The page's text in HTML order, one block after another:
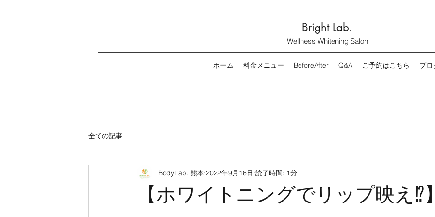
Bright Lab.
Wellness Whitening Salon
ホーム 料金メニュー BeforeAfter Q&A ご予約はこちら ブロ
全ての記事
【ホワイトニングでリップ映え⁉️
BodyLab. 熊本 2022年9月16日 読了時間: 1分